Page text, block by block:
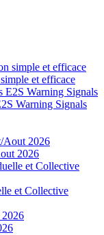
et efficace
Warning Signals
2026
et Collective